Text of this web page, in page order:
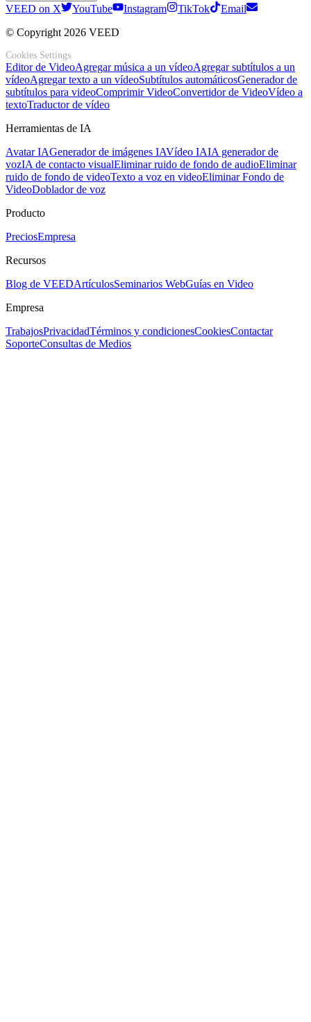
VEED on X YouTube Instagram TikTok
Email
© Copyright 2026 VEED
Cookies Settings
Editor de VideoAgregar música a un vídeoAgregar subtítulos a un
vídeoAgregar texto a un vídeoSubtítulos automáticosGenerador de
subtítulos para videoComprimir VideoConvertidor de VideoVídeo a
textoTraductor de vídeo
Herramientas de IA
Avatar IAGenerador de imágenes IAVídeo IAIA generador de
vozIA de contacto visualEliminar ruido de fondo de audioEliminar
ruido de fondo de videoTexto a voz en videoEliminar Fondo de
VideoDoblador de voz
Producto
PreciosEmpresa
Recursos
Blog de VEEDArtículosSeminarios WebGuías en Video
Empresa
TrabajosPrivacidadTérminos y condicionesCookiesContactar
SoporteConsultas de Medios